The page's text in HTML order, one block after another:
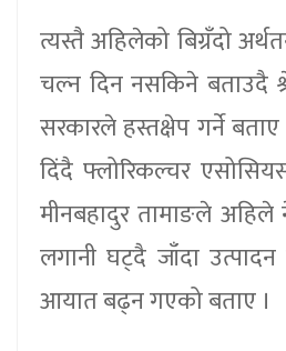
त्यस्तै अहिलेको बिग्रँदो
चल्न दिन नसकिने बताउदै
सरकारले हस्तक्षेप गर्ने
दिंदै फ्लोरिकल्चर
मीनबहादुर तामाङले अहिले
लगानी घट्दै जाँदा
आयात बढ्न गएको बताए ।